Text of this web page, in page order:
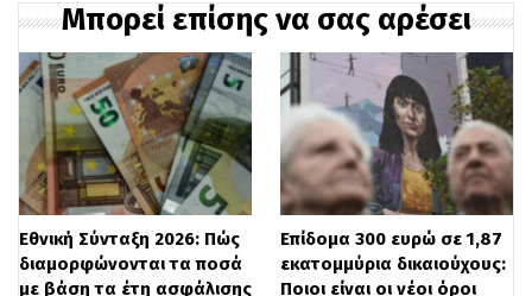
* **Ανοιχτά Ταμεία:** Καταργείται το όριο
των 100 μελών, διευκολύνοντας τη
συμμετοχή μικρών επιχειρήσεων και
ελεύθερων επαγγελματιών. Η εποπτεία
τους θα ασκείται από την Τράπεζα της
Ελλάδος.
* **Φορολογικά κίνητρα:**
Μπορεί επίσης να σας αρέσει
Εθνική Σύνταξη 2026: Πώς
διαμορφώνονται τα ποσά
με βάση τα έτη ασφάλισης
Επίδομα 300 ευρώ σε 1,87
εκατομμύρια δικαιούχους:
Ποιοι είναι οι νέοι όροι